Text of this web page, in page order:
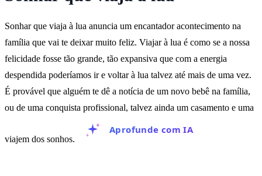
Sonhar que viaja à lua anuncia um encantador acontecimento na
família que vai te deixar muito feliz. Viajar à lua é como se a nossa
felicidade fosse tão grande, tão expansiva que com a energia
despendida poderíamos ir e voltar à lua talvez até mais de uma vez.
É provável que alguém te dê a notícia de um novo bebê na família,
ou de uma conquista profissional, talvez ainda um casamento e uma
viajem dos sonhos.
Aprofunde com IA